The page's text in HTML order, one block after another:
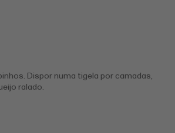
Dispor numa tigela por camadas,
ralado.